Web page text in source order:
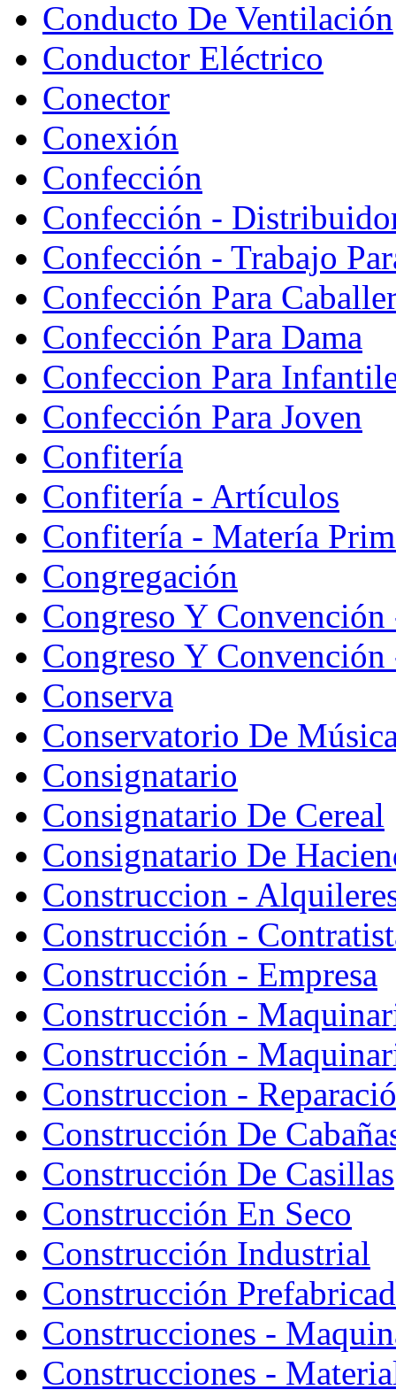
Conducto De Ventilación
Conductor Eléctrico
Conector
Conexión
Confección
Confección -
Confección - Trabajo
Confección Para
Confección Para Dama
Confeccion Para
Confección Para Joven
Confitería
Confitería - Artículos
Confitería - Matería
Congregación
Congreso Y Convención
Congreso Y
Conserva
Conservatorio De
Consignatario
Consignatario De Cereal
Consignatario De
Construccion -
Construcción -
Construcción - Empresa
Construcción -
Construcción -
Construccion -
Construcción De
Construcción De Casillas
Construcción En Seco
Construcción Industrial
Construcción
Construcciones -
Construcciones -